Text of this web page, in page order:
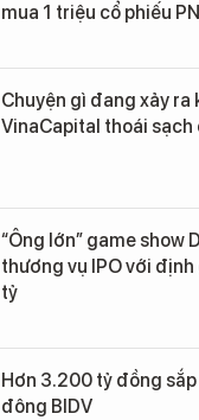
mua 1 triệu cổ phiếu
Chuyện gì đang xảy ra
VinaCapital thoái sạch
“Ông lớn” game show
thương vụ IPO với
tỷ
Hơn 3.200 tỷ đồng
đông BIDV